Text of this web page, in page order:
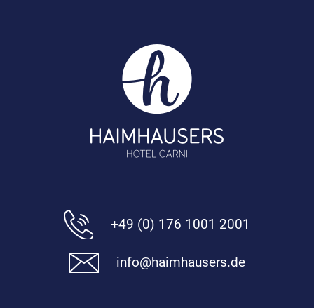
+49 (0) 176 1001 2001
info@haimhausers.de